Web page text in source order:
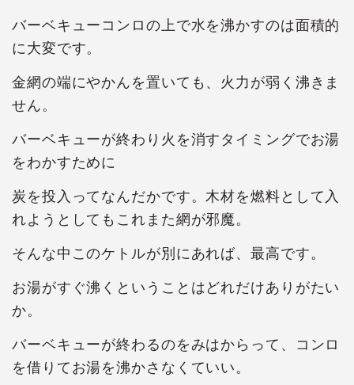
バーベキューコンロの上で水を沸かすのは面積的
に大変です。
金網の端にやかんを置いても、火力が弱く沸きま
せん。
バーベキューが終わり火を消すタイミングでお湯
をわかすために
炭を投入ってなんだかです。木材を燃料として入
れようとしてもこれまた網が邪魔。
そんな中このケトルが別にあれば、最高です。
お湯がすぐ沸くということはどれだけありがたい
か。
バーベキューが終わるのをみはからって、コンロ
を借りてお湯を沸かさなくていい。